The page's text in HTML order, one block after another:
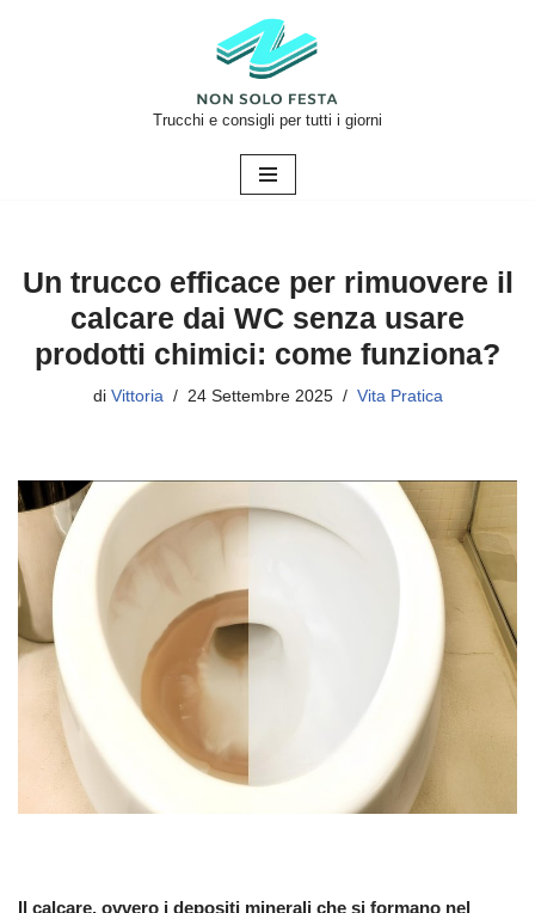
Trucchi e consigli per tutti i giorni
Un trucco efficace per rimuovere il
calcare dai WC senza usare
prodotti chimici: come funziona?
di Vittoria 24 Settembre 2025 Vita Pratica
Il calcare, ovvero i depositi minerali che si formano nel